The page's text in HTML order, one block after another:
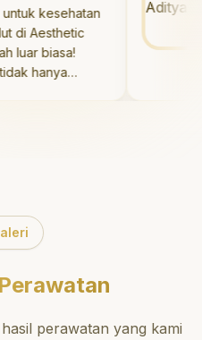
terletak di
untuk
untuk
kesehatan
Aesthetic
biasa!
hanya
perawatan yang kami